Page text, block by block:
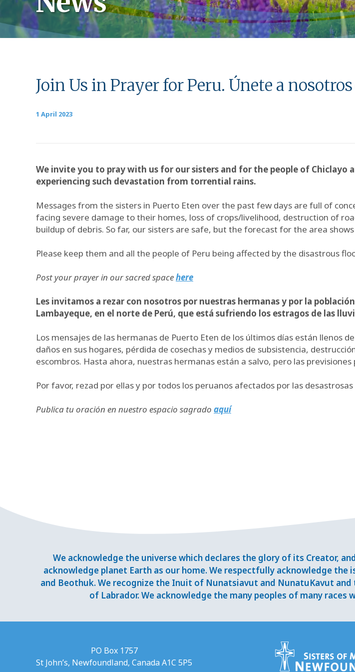
Join Us in Prayer for Peru. Únete a
1 April 2023
We invite you to pray with us for our sisters and for the people of
experiencing such devastation from torrential rains.
Messages from the sisters in Puerto Eten over the past few days are full of
facing severe damage to their homes, loss of crops/livelihood, destruction of
buildup of debris. So far, our sisters are safe, but the forecast for the area
Please keep them and all the people of Peru being affected by the disastrous
Post your prayer in our sacred spacehere
Les invitamos a rezar con nosotros por nuestras hermanas y por la
Lambayeque, en el norte de Perú, que está sufriendo los estragos de las
Los mensajes de las hermanas de Puerto Eten de los últimos días están llenos
daños en sus hogares, pérdida de cosechas y medios de subsistencia,
escombros. Hasta ahora, nuestras hermanas están a salvo, pero las
Por favor, rezad por ellas y por todos los peruanos afectados por las
Publica tu oración en nuestro espacio sagrado aquí
We acknowledge the universe which declares the glory of its Creator,
acknowledge planet Earth as our home. We respectfully acknowledge
and Beothuk. We recognize the Inuit of Nunatsiavut and NunatuKavut
of Labrador. We acknowledge the many peoples of many
PO Box 1757
St John’s, Newfoundland, Canada A1C 5P5